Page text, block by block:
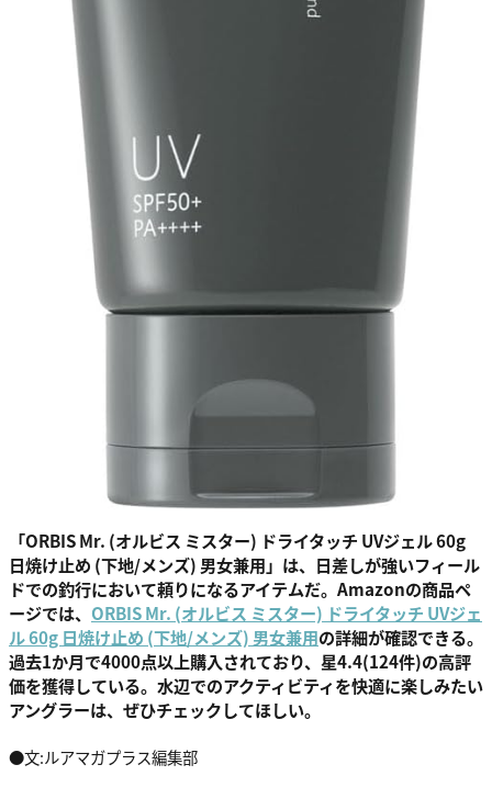
「ORBIS Mr. (オルビス ミスター) ドライタッチ UVジェル 60g
日焼け止め (下地/メンズ) 男女兼用」は、日差しが強いフィール
ドでの釣行において頼りになるアイテムだ。Amazonの商品ペ
ージでは、 ORBIS Mr. (オルビス ミスター) ドライタッチ UVジェ
ル 60g 日焼け止め (下地/メンズ) 男女兼用の詳細が確認できる。
過去1か月で4000点以上購入されており、星4.4(124件)の高評
価を獲得している。水辺でのアクティビティを快適に楽しみたい
アングラーは、ぜひチェックしてほしい。
●文:ルアマガプラス編集部